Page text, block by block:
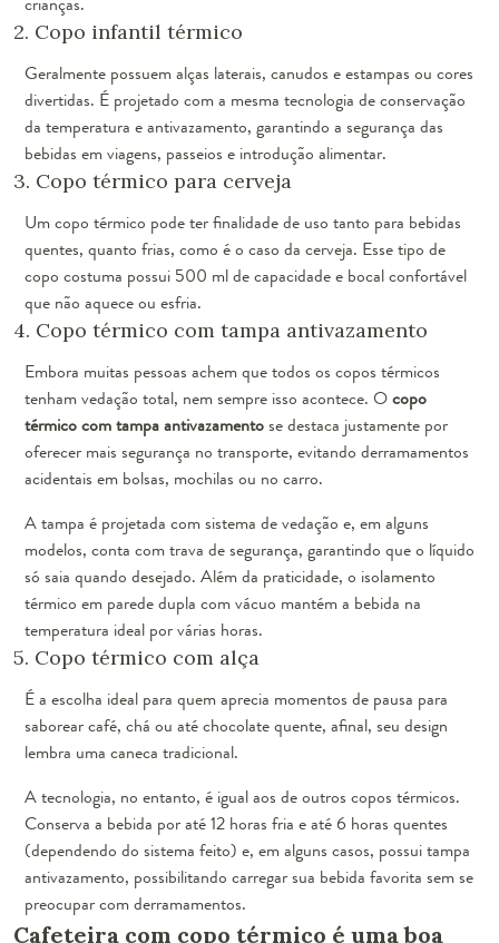
2. Copo infantil térmico
Geralmente possuem alças laterais, canudos e estampas ou cores
divertidas. É projetado com a mesma tecnologia de conservação
da temperatura e antivazamento, garantindo a segurança das
bebidas em viagens, passeios e introdução alimentar.
3. Copo térmico para cerveja
Um copo térmico pode ter finalidade de uso tanto para bebidas
quentes, quanto frias, como é o caso da cerveja. Esse tipo de
copo costuma possui 500 ml de capacidade e bocal confortável
que não aquece ou esfria.
4. Copo térmico com tampa antivazamento
Embora muitas pessoas achem que todos os copos térmicos
tenham vedação total, nem sempre isso acontece. Ocopo
térmico com tampa antivazamentose destaca justamente por
oferecer mais segurança no transporte, evitando derramamentos
acidentais em bolsas, mochilas ou no carro.
A tampa é projetada com sistema de vedação e, em alguns
modelos, conta com trava de segurança, garantindo que o líquido
só saia quando desejado. Além da praticidade, o isolamento
térmico em parede dupla com vácuo mantém a bebida na
temperatura ideal por várias horas.
5. Copo térmico com alça
É a escolha ideal para quem aprecia momentos de pausa para
saborear café, chá ou até chocolate quente, afinal, seu design
lembra uma caneca tradicional.
A tecnologia, no entanto, é igual aos de outros copos térmicos.
Conserva a bebida por até 12 horas fria e até 6 horas quentes
(dependendo do sistema feito) e, em alguns casos, possui tampa
antivazamento, possibilitando carregar sua bebida favorita sem se
preocupar com derramamentos.
Cafeteira com copo térmico é uma boa